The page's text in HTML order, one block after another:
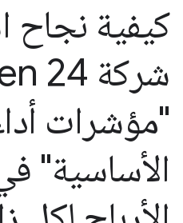
كيفية نجاح
"مؤشرات
الأساسية"